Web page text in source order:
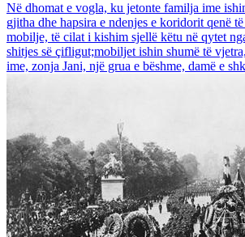
Në dhomat e vogla, ku jetonte familja ime
gjitha dhe hapsira e ndenjes e koridorit qenë
mobilje, të cilat i kishim sjellë këtu në qytet
shitjes së çifligut;mobiljet ishin shumë të
ime, zonja Jani, një grua e bëshme, damë e